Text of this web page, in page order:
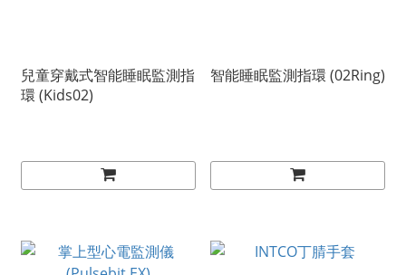
兒童穿戴式智能睡眠監測指
環 (Kids02)
智能睡眠監測指環 (02Ring)